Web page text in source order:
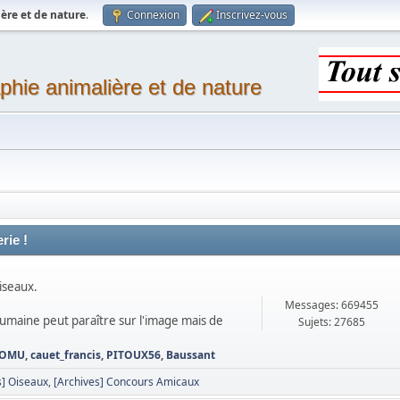
et de nature. Connexion Inscrivez-vous
animalière et de nature
!
peut paraître sur l'image mais de
,cauet_francis, PITOUX56, Baussant
Messages: 669455
Sujets: 27685
Oiseaux [Archives] Concours Amicaux